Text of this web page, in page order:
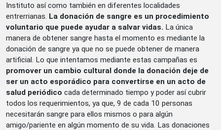
Instituto así como también en diferentes localidades
entrerrianas. La donación de sangre es un procedimiento
voluntario que puede ayudar a salvar vidas. La única
manera de obtener sangre hasta el momento es mediante la
donación de sangre ya que no se puede obtener de manera
artificial. Lo que intentamos mediante estas campañas es
promover un cambio cultural donde la donación deje de
ser un acto esporádico para convertirse en un acto de
salud periódico cada determinado tiempo y poder así cubrir
todos los requerimientos, ya que, 9 de cada 10 personas
necesitarán sangre para ellos mismos o para algún
amigo/pariente en algún momento de su vida. Las donaciones